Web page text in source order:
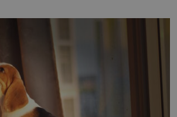
kontaktoval tamní zednářské lóže.
nováčkem, protože do